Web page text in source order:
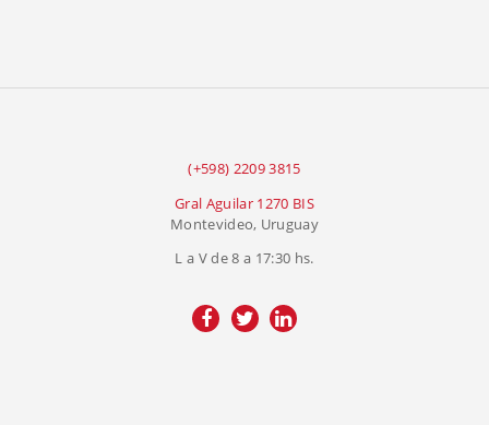
(+598) 2209 3815
Gral Aguilar 1270 BIS
Montevideo, Uruguay
L a V de 8 a 17:30 hs.